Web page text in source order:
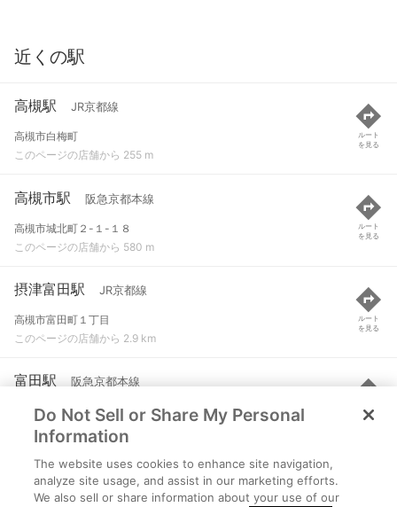
近くの駅
高槻駅 JR京都線
高槻市白梅町
このページの店舗から 255 m
ルート
を見る
高槻市駅 阪急京都本線
高槻市城北町２-１-１８
このページの店舗から 580 m
ルート
を見る
摂津富田駅 JR京都線
高槻市富田町１丁目
このページの店舗から 2.9 km
ルート
を見る
富田駅 阪急京都本線
高槻市富田町３-４-１０
このページの店舗から 3.1 km
ルート
を見る
総持寺駅 阪急京都本線
茨木市総持寺駅前町７-３
Do Not Sell or Share My Personal
Information
The website uses cookies to enhance site navigation,
analyze site usage, and assist in our marketing efforts.
We also sell or share information about your use of our